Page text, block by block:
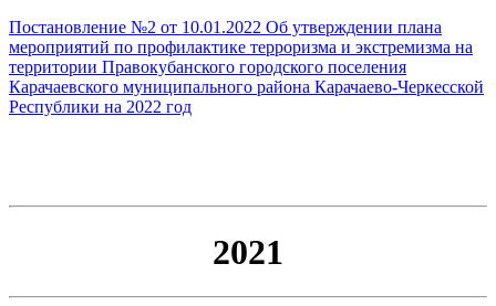
Постановление №2 от 10.01.2022 Об утверждении плана
мероприятий по профилактике терроризма и экстремизма на
территории Правокубанского городского поселения
Карачаевского муниципального района Карачаево-Черкесской
Республики на 2022 год
2021